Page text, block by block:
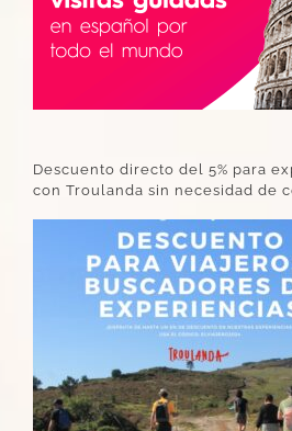
Descuento directo del 5% para
con Troulanda sin necesidad de